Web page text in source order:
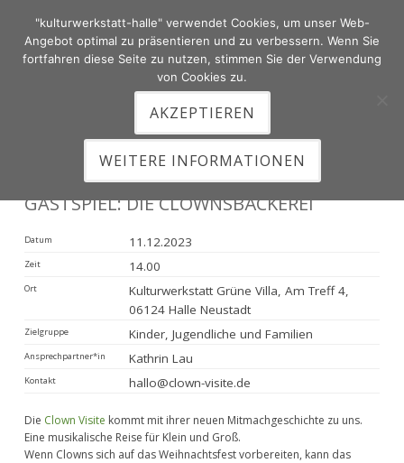
Zum
Inhalt
HAUPTMENÜ
GASTSPIEL: DIE CLOWNSBÄCKEREI
Datum 11.12.2023
Zeit 14.00
Ort
Kulturwerkstatt Grüne Villa, Am Treff 4,
06124 Halle Neustadt
Zielgruppe Kinder, Jugendliche und Familien
Ansprechpartner*in Kathrin Lau
Kontakt hallo@clown-visite.de
Die Clown Visite kommt mit ihrer neuen Mitmachgeschichte zu uns.
Eine musikalische Reise für Klein und Groß.
Wenn Clowns sich auf das Weihnachtsfest vorbereiten, kann das
"kulturwerkstatt-halle" verwendet Cookies, um unser Web-
Angebot optimal zu präsentieren und zu verbessern. Wenn Sie
fortfahren diese Seite zu nutzen, stimmen Sie der Verwendung
von Cookies zu.
AKZEPTIEREN
WEITERE INFORMATIONEN